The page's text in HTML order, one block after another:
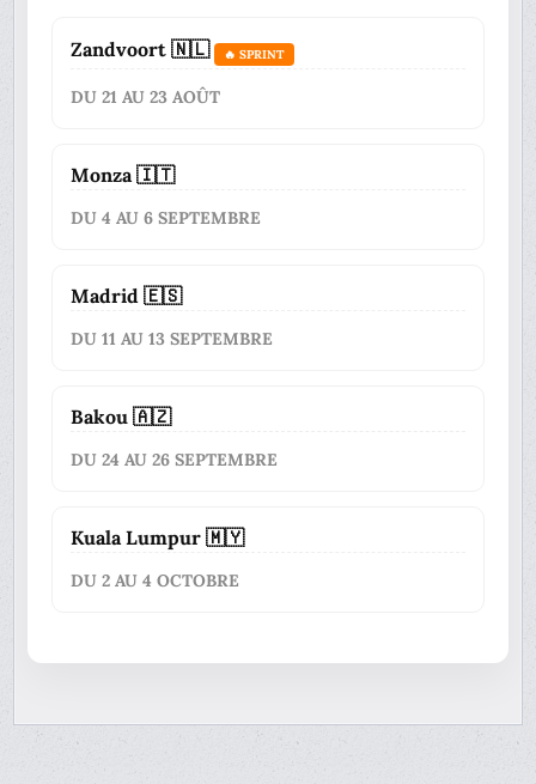
Zandvoort 🇳🇱 🔥 SPRINT
DU 21 AU 23 AOÛT
Monza 🇮🇹
DU 4 AU 6 SEPTEMBRE
Madrid 🇪🇸
DU 11 AU 13 SEPTEMBRE
Bakou 🇦🇿
DU 24 AU 26 SEPTEMBRE
Kuala Lumpur 🇲🇾
DU 2 AU 4 OCTOBRE